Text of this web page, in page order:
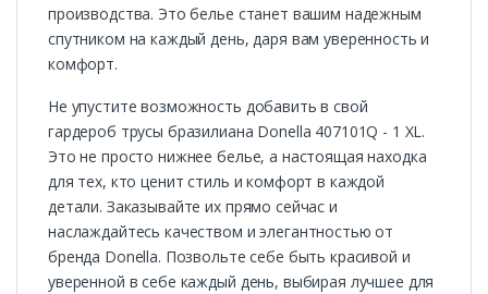
производства. Это белье станет вашим надежным
спутником на каждый день, даря вам уверенность и
комфорт.
Не упустите возможность добавить в свой
гардероб трусы бразилиана Donella 407101Q - 1 XL.
Это не просто нижнее белье, а настоящая находка
для тех, кто ценит стиль и комфорт в каждой
детали. Заказывайте их прямо сейчас и
наслаждайтесь качеством и элегантностью от
бренда Donella. Позвольте себе быть красивой и
уверенной в себе каждый день, выбирая лучшее для